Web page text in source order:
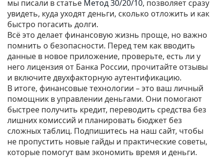
мы писали в статье Метод 30/20/10, позволяет сразу
увидеть, куда уходят деньги, сколько отложить и как
быстро погасить долги.
Всё это делает финансовую жизнь проще, но важно
помнить о безопасности. Перед тем как вводить
данные в новое приложение, проверьте, есть ли у
него лицензия от Банка России, прочитайте отзывы
и включите двухфакторную аутентификацию.
В итоге, финансовые технологии – это ваш личный
помощник в управлении деньгами. Они помогают
быстрее получить кредит, переводить средства без
лишних комиссий и планировать бюджет без
сложных таблиц. Подпишитесь на наш сайт, чтобы
не пропустить новые гайды и практические советы,
которые помогут вам экономить время и деньги.